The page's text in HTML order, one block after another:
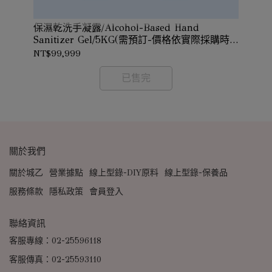
保濕乾洗手凝露/Alcohol-Based Hand
Sanitizer Gel/5KG(需預訂-價格依實際採購時
價確認)
NT$99,999
已售完
關於我們
關於城乙 營業據點 線上型錄-DIY原料 線上型錄-保養品
服務條款
隱私政策 會員登入
聯絡資訊
客服專線：02-25596118
客服傳真：02-25593110